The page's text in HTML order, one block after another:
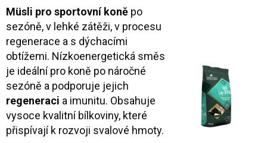
Müsli pro sportovní koně po
sezóně, v lehké zátěži, v procesu
regenerace a s dýchacími
obtížemi. Nízkoenergetická směs
je ideální pro koně po náročné
sezóně a podporuje jejich
regeneraci a imunitu. Obsahuje
vysoce kvalitní bílkoviny, které
přispívají k rozvoji svalové hmoty.